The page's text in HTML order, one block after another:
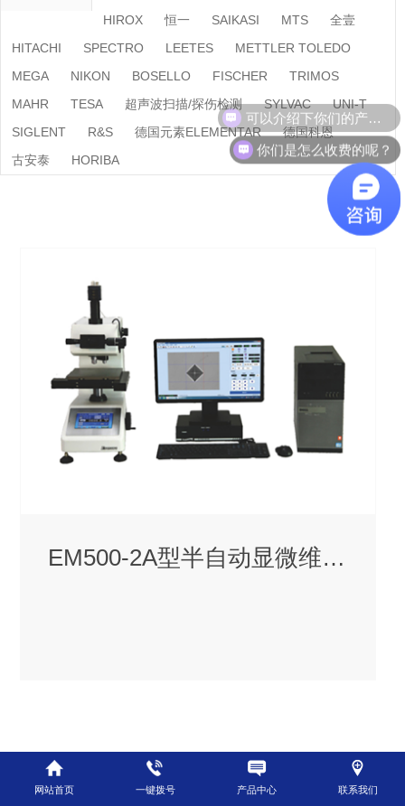
HIROX
恒一 SAIKASI MTS
全壹
HITACHI
SPECTRO LEETES
METTLER TOLEDO
MEGA
NIKON BOSELLO FISCHER
TRIMOS
MAHR
TESA 超声波扫描/探伤检测 SYLVAC
UNI-T
SIGLENT
R&S 德国元素ELEMENTAR
德国科恩
古安泰
HORIBA
EM500-2A型半自动显微维氏硬度
网站首页 一键拨号 产品中心 联系我们
你们是怎么收费的呢？